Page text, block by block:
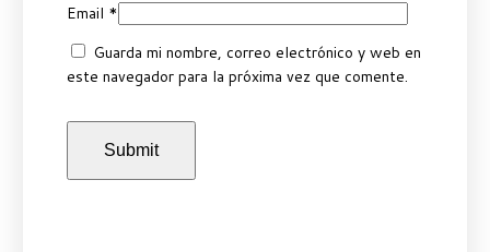
Email *
Guarda mi nombre, correo electrónico y web en
este navegador para la próxima vez que comente.